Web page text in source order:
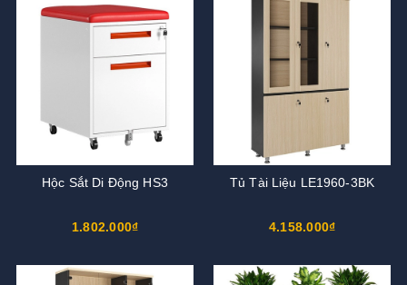
Hộc Sắt Di Động HS3
1.802.000₫
Tủ Tài Liệu LE1960-3BK
4.158.000₫